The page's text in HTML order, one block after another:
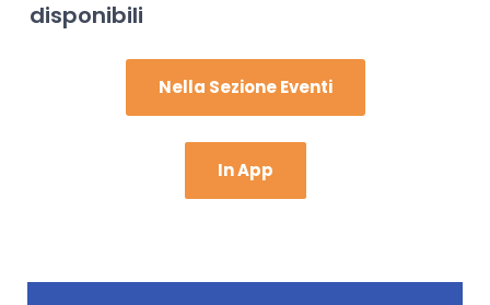
disponibili
Nella Sezione Eventi
In App